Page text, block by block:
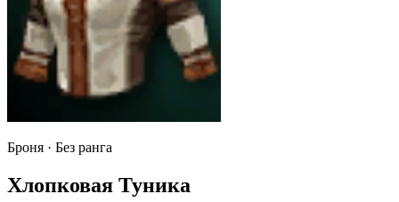
Броня · Без ранга
Хлопковая Туника